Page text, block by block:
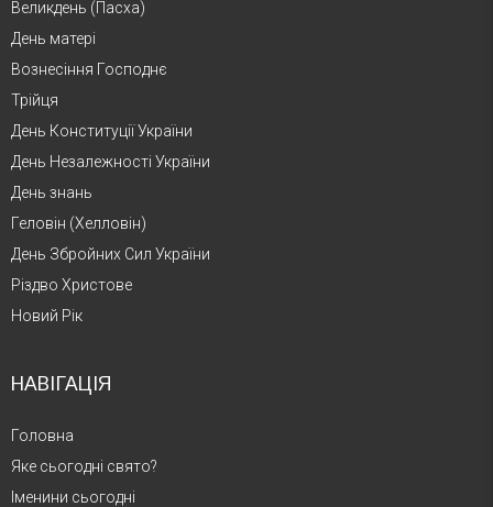
Великдень (Пасха)
День матері
Вознесіння Господнє
Трійця
День Конституції України
День Незалежності України
День знань
Геловін (Хелловін)
День Збройних Сил України
Різдво Христове
Новий Рік
НАВІГАЦІЯ
Головна
Яке сьогодні свято?
Іменини сьогодні